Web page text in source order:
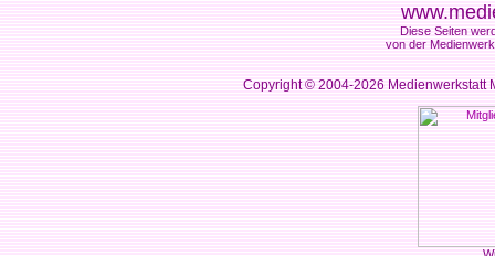
Diese Seiten
von der
Copyright © 2004-2026Medienwerkstatt